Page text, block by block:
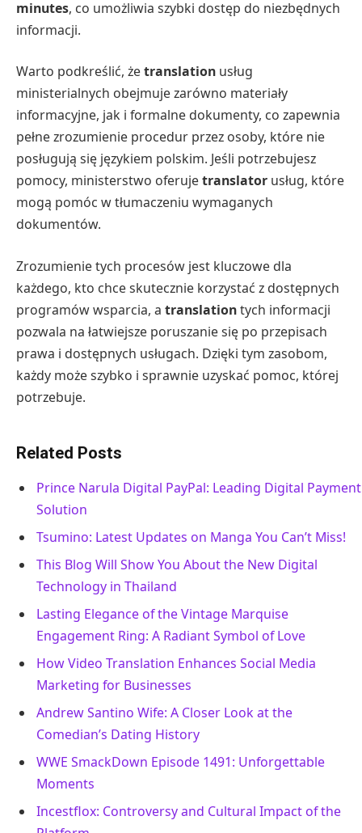
minutes, co umożliwia szybki dostęp do niezbędnych
informacji.
Warto podkreślić, żetranslation usług
ministerialnych obejmuje zarówno materiały
informacyjne, jak i formalne dokumenty, co zapewnia
pełne zrozumienie procedur przez osoby, które nie
posługują się językiem polskim. Jeśli potrzebujesz
pomocy, ministerstwo oferujetranslator usług, które
mogą pomóc w tłumaczeniu wymaganych
dokumentów.
Zrozumienie tych procesów jest kluczowe dla
każdego, kto chce skutecznie korzystać z dostępnych
programów wsparcia, a translationtych informacji
pozwala na łatwiejsze poruszanie się po przepisach
prawa i dostępnych usługach. Dzięki tym zasobom,
każdy może szybko i sprawnie uzyskać pomoc, której
potrzebuje.
Related Posts
Prince Narula Digital PayPal: Leading Digital Payment
Solution
Tsumino: Latest Updates on Manga You Can’t Miss!
This Blog Will Show You About the New Digital
Technology in Thailand
Lasting Elegance of the Vintage Marquise
Engagement Ring: A Radiant Symbol of Love
How Video Translation Enhances Social Media
Marketing for Businesses
Andrew Santino Wife: A Closer Look at the
Comedian’s Dating History
WWE SmackDown Episode 1491: Unforgettable
Moments
Incestflox: Controversy and Cultural Impact of the